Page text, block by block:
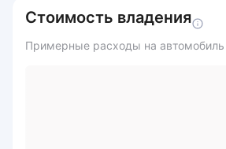
Стоимость владения
Примерные расходы на автомобиль